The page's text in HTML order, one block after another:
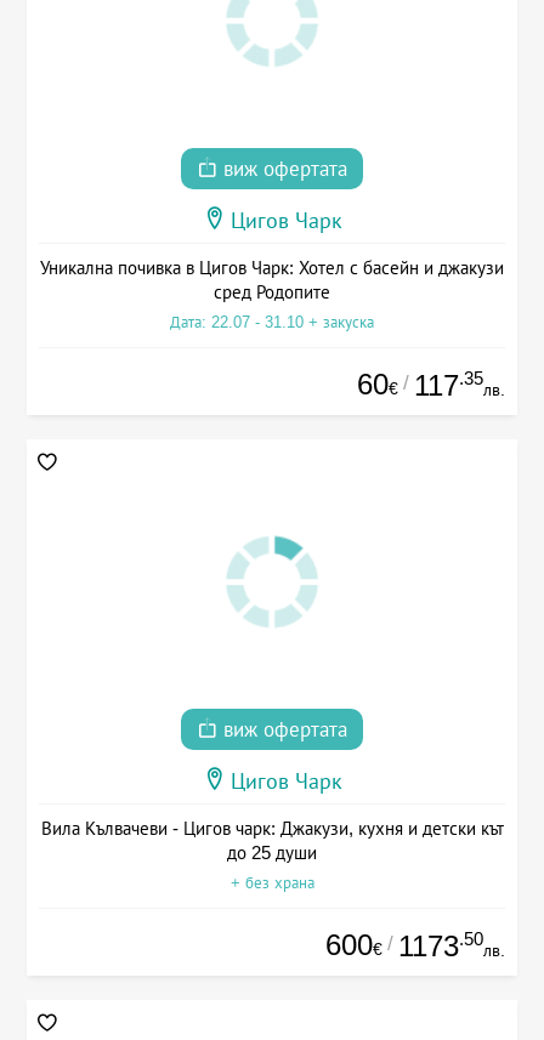
виж офертата
Цигов Чарк
Уникална почивка в Цигов Чарк: Хотел с басейн и джакузи
сред Родопите
Дата: 22.07 - 31.10 + закуска
60€ / 117.35
лв.
виж офертата
Цигов Чарк
Вила Кълвачеви - Цигов чарк: Джакузи, кухня и детски кът
до 25 души
+ без храна
600€ / 1173.50
лв.